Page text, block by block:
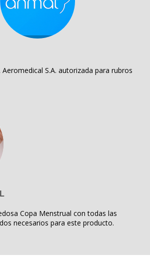
S.A. autorizada para rubros
Copa Menstrual con todas las
necesarios para este producto.